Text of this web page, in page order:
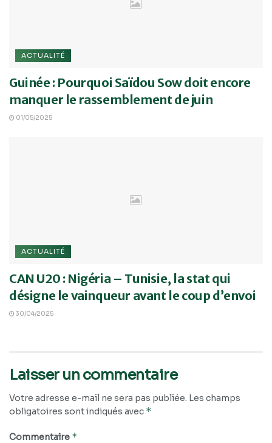
ACTUALITÉ
Guinée : Pourquoi Saïdou Sow doit encore
manquer le rassemblement de juin
01/05/2025
ACTUALITÉ
CAN U20 : Nigéria – Tunisie, la stat qui
désigne le vainqueur avant le coup d’envoi
30/04/2025
Laisser un commentaire
Votre adresse e-mail ne sera pas publiée. Les champs
obligatoires sont indiqués avec *
Commentaire *